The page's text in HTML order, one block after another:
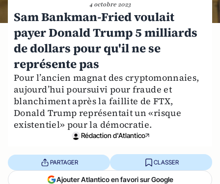
4 octobre 2023
Sam Bankman-Fried voulait
payer Donald Trump 5 milliards
de dollars pour qu'il ne se
représente pas
Pour l’ancien magnat des cryptomonnaies,
aujourd’hui poursuivi pour fraude et
blanchiment après la faillite de FTX,
Donald Trump représentait un «risque
existentiel» pour la démocratie.
Rédaction d'Atlantico
PARTAGER CLASSER
Ajouter Atlantico en favori sur Google